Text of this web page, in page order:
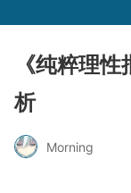
《纯粹理
析
Morning